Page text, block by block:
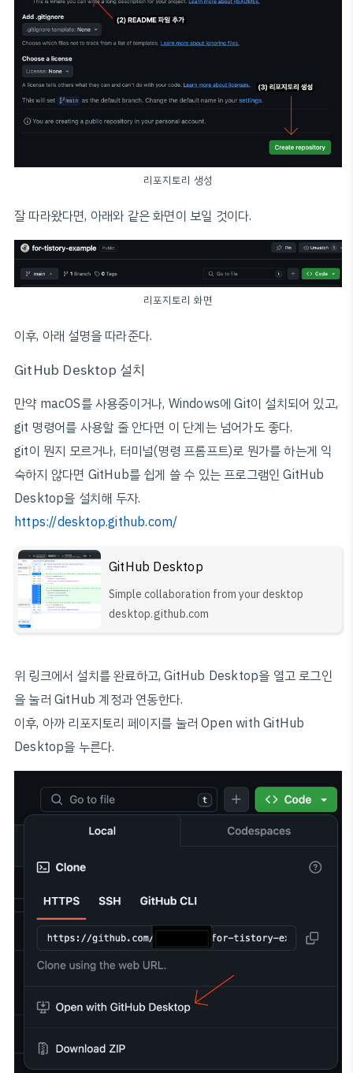
리포지토리 생성
잘 따라왔다면, 아래와 같은 화면이 보일 것이다.
리포지토리 화면
이후, 아래 설명을 따라준다.
GitHub Desktop 설치
만약 macOS를 사용중이거나, Windows에 Git이 설치되어 있고,
git 명령어를 사용할 줄 안다면 이 단계는 넘어가도 좋다.
git이 뭔지 모르거나, 터미널(명령 프롬프트)로 뭔가를 하는게 익
숙하지 않다면 GitHub를 쉽게 쓸 수 있는 프로그램인 GitHub
Desktop을 설치해 두자.
https://desktop.github.com/
GitHub Desktop
Simple collaboration from your desktop
desktop.github.com
위 링크에서 설치를 완료하고, GitHub Desktop을 열고 로그인
을 눌러 GitHub 계정과 연동한다.
이후, 아까 리포지토리 페이지를 눌러 Open with GitHub
Desktop을 누른다.